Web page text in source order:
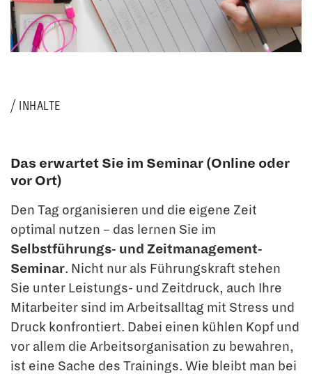
INHALTE
Das erwartet Sie im Seminar (Online oder
vor Ort)
Den Tag organisieren und die eigene Zeit
optimal nutzen – das lernen Sie im
Selbstführungs- und Zeitmanagement-
Seminar. Nicht nur als Führungskraft stehen
Sie unter Leistungs- und Zeitdruck, auch Ihre
Mitarbeiter sind im Arbeitsalltag mit Stress und
Druck konfrontiert. Dabei einen kühlen Kopf und
vor allem die Arbeitsorganisation zu bewahren,
ist eine Sache des Trainings. Wie bleibt man bei